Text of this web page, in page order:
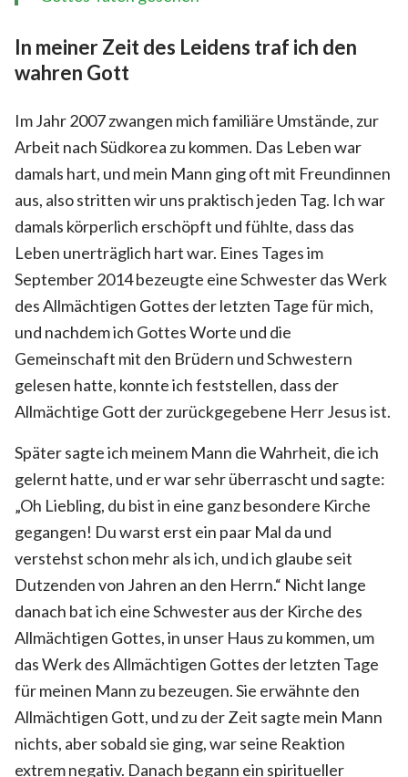
In meiner Zeit des Leidens traf ich den
wahren Gott
Im Jahr 2007 zwangen mich familiäre Umstände, zur
Arbeit nach Südkorea zu kommen. Das Leben war
damals hart, und mein Mann ging oft mit Freundinnen
aus, also stritten wir uns praktisch jeden Tag. Ich war
damals körperlich erschöpft und fühlte, dass das
Leben unerträglich hart war. Eines Tages im
September 2014 bezeugte eine Schwester das Werk
des Allmächtigen Gottes der letzten Tage für mich,
und nachdem ich Gottes Worte und die
Gemeinschaft mit den Brüdern und Schwestern
gelesen hatte, konnte ich feststellen, dass der
Allmächtige Gott der zurückgegebene Herr Jesus ist.
Später sagte ich meinem Mann die Wahrheit, die ich
gelernt hatte, und er war sehr überrascht und sagte:
„Oh Liebling, du bist in eine ganz besondere Kirche
gegangen! Du warst erst ein paar Mal da und
verstehst schon mehr als ich, und ich glaube seit
Dutzenden von Jahren an den Herrn.“ Nicht lange
danach bat ich eine Schwester aus der Kirche des
Allmächtigen Gottes, in unser Haus zu kommen, um
das Werk des Allmächtigen Gottes der letzten Tage
für meinen Mann zu bezeugen. Sie erwähnte den
Allmächtigen Gott, und zu der Zeit sagte mein Mann
nichts, aber sobald sie ging, war seine Reaktion
extrem negativ. Danach begann ein spiritueller